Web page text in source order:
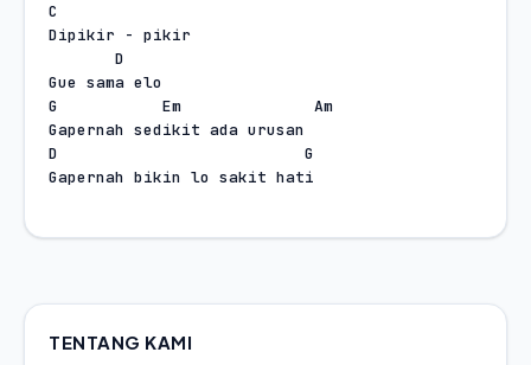
C
Dipikir - pikir
D
Gue sama elo
G
Em
Am
Gapernah sedikit ada urusan
D
G
Gapernah bikin lo sakit hati
TENTANG KAMI